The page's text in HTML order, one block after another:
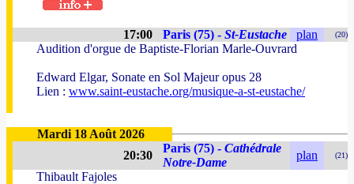
17:00 Paris (75) - St-Eustache plan (20)
Audition d'orgue de Baptiste-Florian Marle-Ouvrard
Edward Elgar, Sonate en Sol Majeur opus 28
Lien : www.saint-eustache.org/musique-a-st-eustache/
Mardi 18 Août 2026
20:30
Paris (75) - Cathédrale
Notre-Dame
plan (21)
Thibault Fajoles